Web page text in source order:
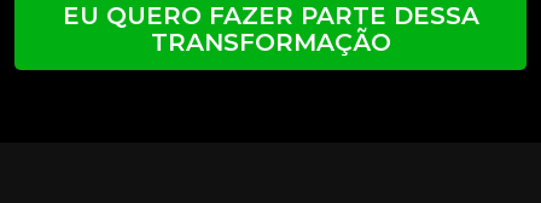
EU QUERO FAZER PARTE DESSA
TRANSFORMAÇÃO